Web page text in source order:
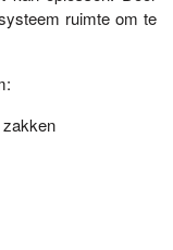
ruimte om te
zakken